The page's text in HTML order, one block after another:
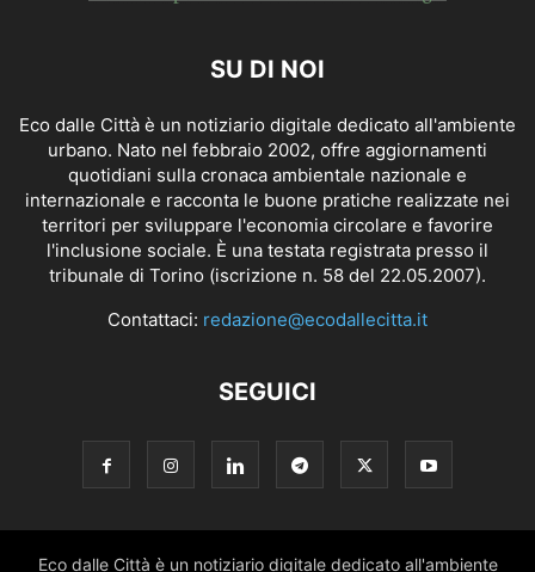
SU DI NOI
Eco dalle Città è un notiziario digitale dedicato all'ambiente
urbano. Nato nel febbraio 2002, offre aggiornamenti
quotidiani sulla cronaca ambientale nazionale e
internazionale e racconta le buone pratiche realizzate nei
territori per sviluppare l'economia circolare e favorire
l'inclusione sociale. È una testata registrata presso il
tribunale di Torino (iscrizione n. 58 del 22.05.2007).
Contattaci: redazione@ecodallecitta.it
SEGUICI
Eco dalle Città è un notiziario digitale dedicato all'ambiente